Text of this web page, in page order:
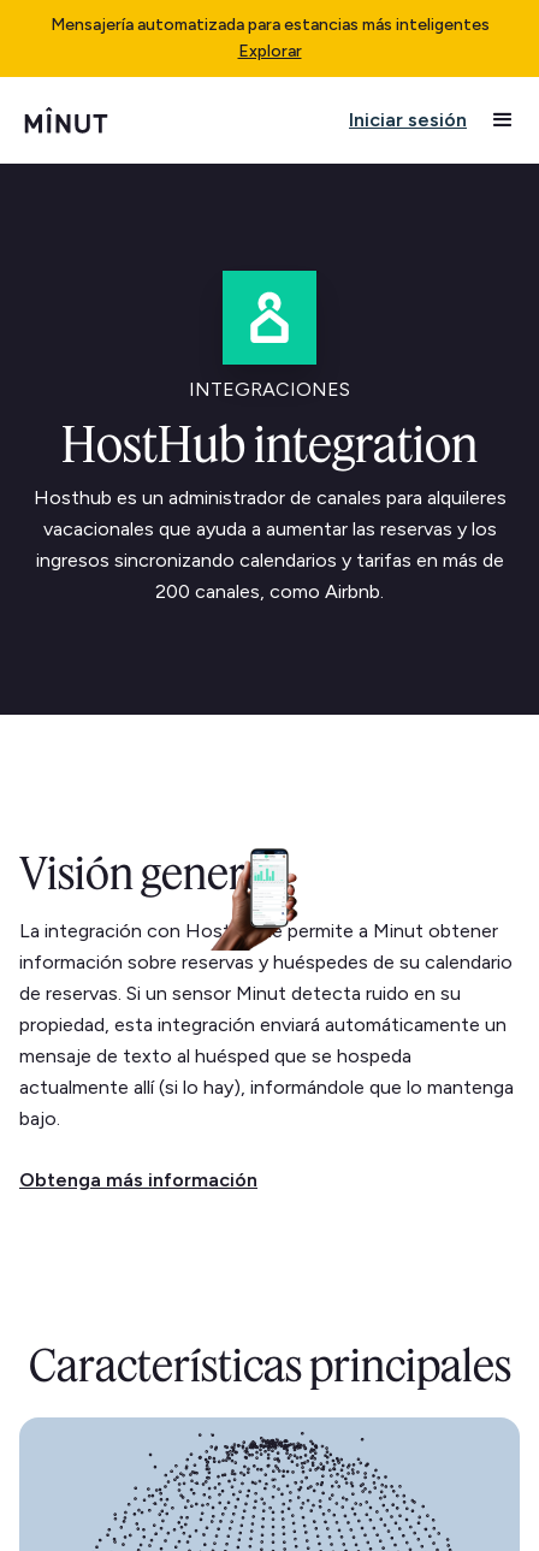
Mensajería automatizada para estancias más inteligentes
Explorar
Iniciar sesión
INTEGRACIONES
HostHub integration
Hosthub es un administrador de canales para alquileres
vacacionales que ayuda a aumentar las reservas y los
ingresos sincronizando calendarios y tarifas en más de
200 canales, como Airbnb.
Visión general
La integración con Hosthub le permite a Minut obtener
información sobre reservas y huéspedes de su calendario
de reservas. Si un sensor Minut detecta ruido en su
propiedad, esta integración enviará automáticamente un
mensaje de texto al huésped que se hospeda
actualmente allí (si lo hay), informándole que lo mantenga
bajo.
Obtenga más información
Características principales